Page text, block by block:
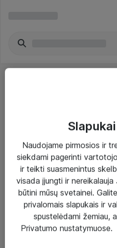
Paslaugos
Sprendimai
Įgyvendinti projektai
Atea ekspertų patarimai verslui
Naudojame pirmosios ir
siekdami pagerinti
ir teikti suasmenintus
visada įjungti ir
būtini mūsų svetainei.
privalomais slapukais ir
spustelėdami žemiau,
Privatumo nustatymuose.